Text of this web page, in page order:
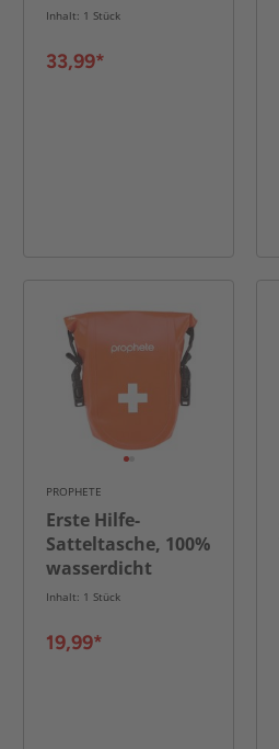
Inhalt: 1 Stück
33,99*
PROPHETE
Erste Hilfe-
Satteltasche, 100%
wasserdicht
Inhalt: 1 Stück
19,99*